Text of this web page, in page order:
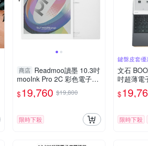
商店 Readmoo讀墨 10.3吋
mooInk Pro 2C 彩色電子書
平板
$19,760 $19,800
限時下殺
鍵盤皮套優
文石
吋超薄電
皮套組】
$
限時下殺